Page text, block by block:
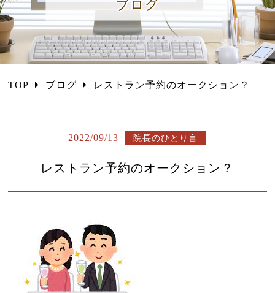
施術の流れ
主な症例と施術法
中医学とは
診療時間・アクセス
鍼灸総合治療
漢方茶サロン 伽羅木
TOP ブログ レストラン予約のオークション？
2022/09/13 院長のひとり言
レストラン予約のオークション？